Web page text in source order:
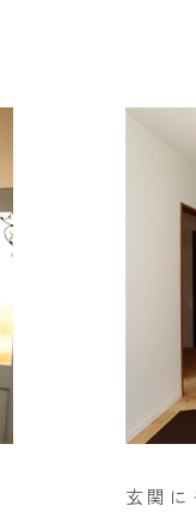
玄関に